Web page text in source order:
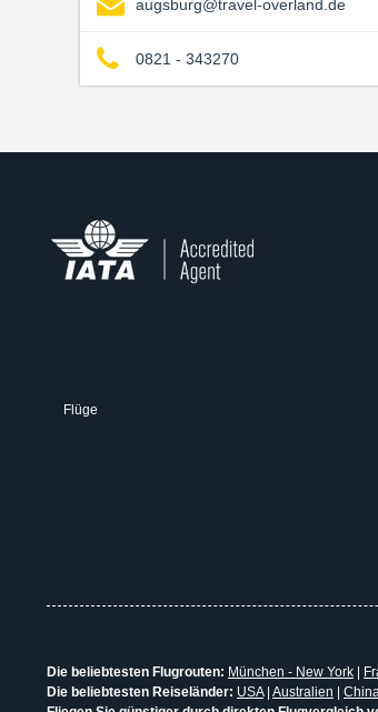
augsburg@travel-overland.de
0821 - 343270
Flüge
Die beliebtesten Flugrouten: München - New York
Die beliebtesten Reiseländer: USA| Australien